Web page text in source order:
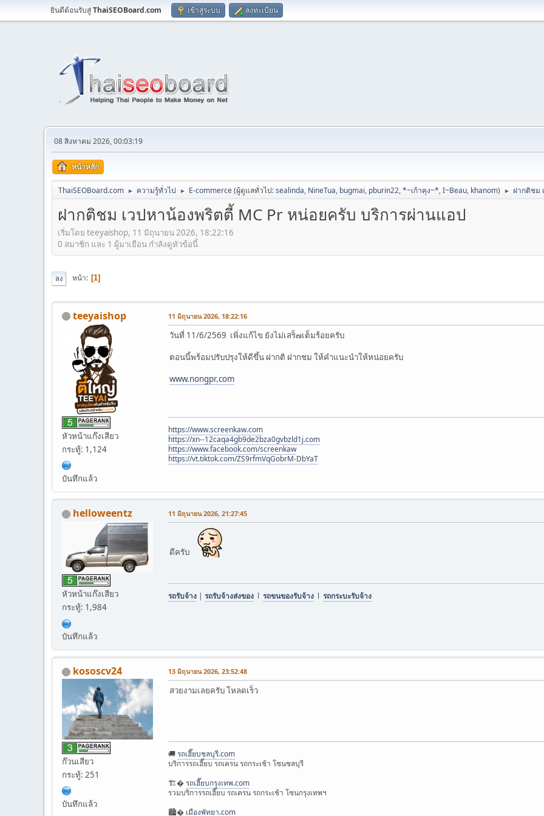
ยินดีต้อนรับสู่ThaiSEOBoard.com เข้าสู่ระบบ ลงทะเบียน
08 สิงหาคม 2026, 00:03:19
หน้าหลัก
ThaiSEOBoard.com ► ความรู้ทั่วไป ► E-commerce(ผู้ดูแลทั่วไป:sealinda, NineTua, bugmai, pburin22,*~เก้าคุง~*,I~Beau, khanom) ► ฝากติชม
ฝากติชม เวปหาน้องพริตตี้ MC Pr หน่อยครับ บริการผ่านแอป
เริ่มโดย teeyaishop, 11 มิถุนายน 2026, 18:22:16
0 สมาชิก และ 1 ผู้มาเยือน กำลังดูหัวข้อนี้
ลง หน้า 1
teeyaishop
หัวหน้าแก๊งเสียว
กระทู้: 1,124
บันทึกแล้ว
11 มิถุนายน 2026, 18:22:16
วันที่ 11/6/2569 เพิ่งแก้ไข ยังไม่เสร็๗เต็มร้อยครับ
ตอนนี้พร้อมปรับปรุงให้ดีขึ้น ฝากติ ฝากชม ให้คำแนะนำให้หน่อยครับ
www.nongpr.com
https://www.screenkaw.com
https://xn--12caqa4gb9de2bza0gvbzld1j.com
https://www.facebook.com/screenkaw
https://vt.tiktok.com/ZS9rfmVqGobrM-DbYaT
helloweentz
หัวหน้าแก๊งเสียว
กระทู้: 1,984
บันทึกแล้ว
11 มิถุนายน 2026, 21:27:45
ดีครับ
รถรับจ้าง | รถรับจ้างส่งของ l รถขนของรับจ้าง l รถกระบะรับจ้าง
kososcv24
ก๊วนเสียว
กระทู้: 251
บันทึกแล้ว
13 มิถุนายน 2026, 23:52:48
สวยงามเลยครับ โหลดเร็ว
🚚 รถเฮี๊ยบชลบุรี.com
บริการรถเฮี๊ยบ รถเครน รถกระเช้า โซนชลบุรี
🏗� รถเฮี๊ยบกรุงเทพ.com
รวมบริการรถเฮี๊ยบ รถเครน รถกระเช้า โซนกรุงเทพฯ
🏙� เมืองพัทยา.com